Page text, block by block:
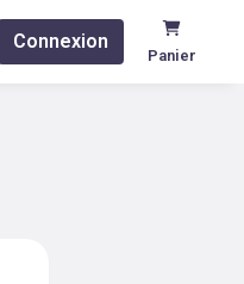
Connexion
Panier